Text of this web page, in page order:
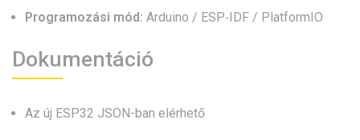
Programozási mód: Arduino / ESP‑IDF / PlatformIO
Dokumentáció
Az új ESP32 JSON-ban elérhető